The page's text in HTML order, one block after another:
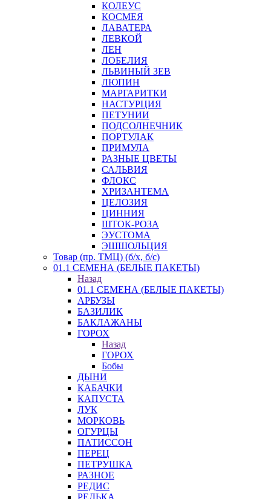
КОЛЕУС
КОСМЕЯ
ЛАВАТЕРА
ЛЕВКОЙ
ЛЕН
ЛОБЕЛИЯ
ЛЬВИНЫЙ ЗЕВ
ЛЮПИН
МАРГАРИТКИ
НАСТУРЦИЯ
ПЕТУНИИ
ПОДСОЛНЕЧНИК
ПОРТУЛАК
ПРИМУЛА
РАЗНЫЕ ЦВЕТЫ
САЛЬВИЯ
ФЛОКС
ХРИЗАНТЕМА
ЦЕЛОЗИЯ
ЦИННИЯ
ШТОК-РОЗА
ЭУСТОМА
ЭШШОЛЬЦИЯ
Товар (пр. ТМЦ) (б/х, б/с)
01.1 СЕМЕНА (БЕЛЫЕ ПАКЕТЫ)
Назад
01.1 СЕМЕНА (БЕЛЫЕ ПАКЕТЫ)
АРБУЗЫ
БАЗИЛИК
БАКЛАЖАНЫ
ГОРОХ
Назад
ГОРОХ
Бобы
ДЫНИ
КАБАЧКИ
КАПУСТА
ЛУК
МОРКОВЬ
ОГУРЦЫ
ПАТИССОН
ПЕРЕЦ
ПЕТРУШКА
РАЗНОЕ
РЕДИС
РЕДЬКА